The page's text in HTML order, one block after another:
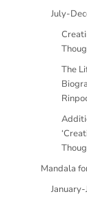
July-
The
Mandala
January-